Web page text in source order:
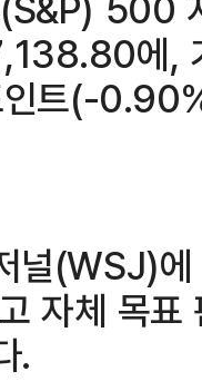
에,
트(-
널(WSJ)
자체 목표
.